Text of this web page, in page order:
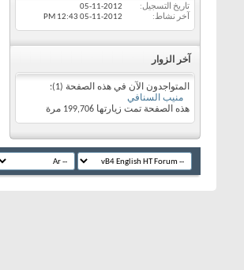
تاريخ التسجيل
05-11-2012
آخر نشاط
05-11-2012
12:43 PM
آخر الزوار
المتواجدون الآن في هذه الصفحة (1):
منيب السنافي
هذه الصفحة تمت زيارتها 199,706 مرة